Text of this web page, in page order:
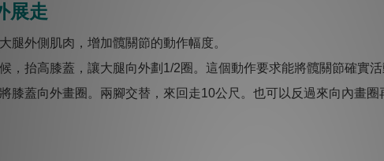
展走
腿外側肌肉，增加髖關節的動作幅度。
，抬高膝蓋，讓大腿向外劃1/2圈。這個動作要求能將髖關節確實
膝蓋向外畫圈。兩腳交替，來回走10公尺。也可以反過來向內畫圈